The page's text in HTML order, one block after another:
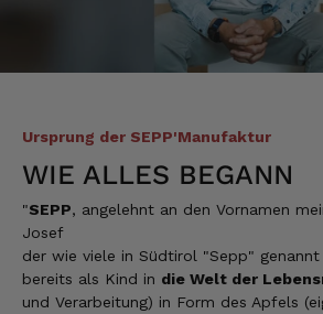
Ursprung der SEPP'Manufaktur
WIE ALLES BEGANN
"SEPP, angelehnt an den Vornamen
Josef
der wie viele in Südtirol "Sepp"
bereits als Kind in die Welt der
und Verarbeitung) in Form des Apfels
Verifizierter Kunde
1 A Qualität, preiswert und
wieder. Danke!
Verifizierter Kunde
Top Ware. Top Lieferung.
Silvia